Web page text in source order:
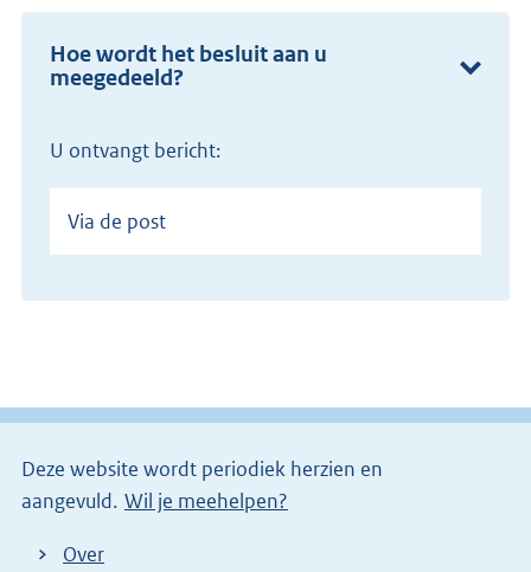
Hoe wordt het besluit aan u
meegedeeld?
U ontvangt bericht:
Via de post
Deze website wordt periodiek herzien en
aangevuld. Wil je meehelpen?
Over